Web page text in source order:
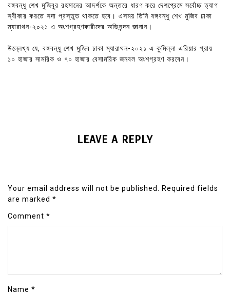
বঙ্গবন্ধু শেখ মুজিবুর রহমানের আদর্শকে অন্তরে ধারণ করে দেশপ্রেমে সর্বোচ্চ ত্যাগ
স্বীকার করতে সদা প্রস্তুত থাকতে হবে। এসময় তিনি বঙ্গবন্ধু শেখ মুজিব ঢাকা
ম্যারাথন-২০২১ এ অংশগ্রহণকারীদের অভিনন্দন জানান।
উল্লেখ্য যে, বঙ্গবন্ধু শেখ মুজিব ঢাকা ম্যারাথন-২০২১ এ কুমিল্লা এরিয়ার প্রায়
১০ হাজার সামরিক ও ৭০ হাজার বেসামরিক জনবল অংশগ্রহণ করবেন।
LEAVE A REPLY
Your email address will not be published.
Required fields
are marked *
Comment *
Name *